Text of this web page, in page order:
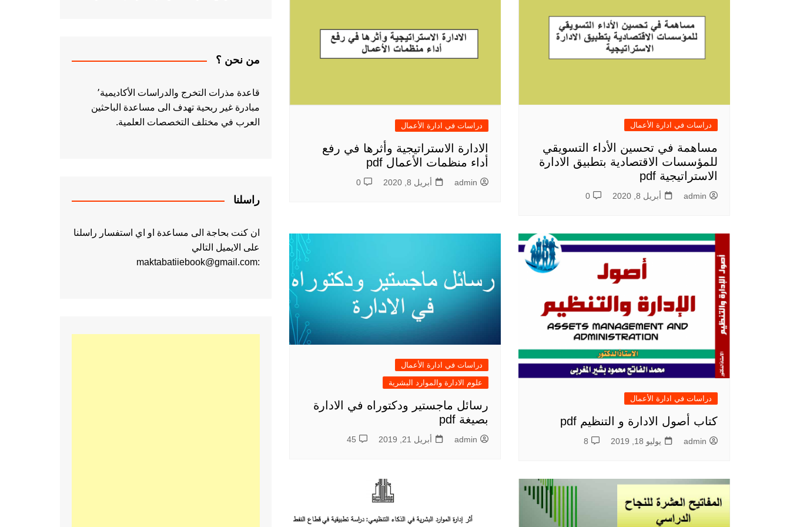
دراسات في ادارة الأعمال
مساهمة في تحسين الأداء التسويقي
للمؤسسات الاقتصادية بتطبيق الادارة
الاستراتيجية pdf
admin أبريل 8, 2020 0
دراسات في ادارة الأعمال
الادارة الاستراتيجية وأثرها في رفع
أداء منظمات الأعمال pdf
admin أبريل 8, 2020 0
دراسات في ادارة الأعمال
كتاب أصول الادارة و التنظيم pdf
admin يوليو 18, 2019 8
دراسات في ادارة الأعمال
علوم الادارة والموارد البشرية
رسائل ماجستير ودكتوراه في الادارة
بصيغة pdf
admin أبريل 21, 2019 45
من نحن ؟
قاعدة مذرات التخرج والدراسات الأكاديمية٬
مبادرة غير ربحية تهدف الى مساعدة الباحثين
العرب في مختلف التخصصات العلمية.
راسلنا
ان كنت بحاجة الى مساعدة او اي استفسار راسلنا
على الايميل التالي
:maktabatiiebook@gmail.com